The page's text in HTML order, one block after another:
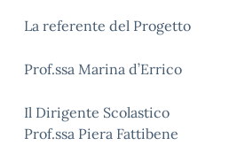
La referente del Progetto
Prof.ssa Marina d’Errico
Il Dirigente Scolastico
Prof.ssa Piera Fattibene